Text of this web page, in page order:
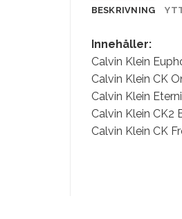
BESKRIVNING
Innehåller:
Calvin Klein
Calvin Klein CK
Calvin Klein
Calvin Klein CK2
Calvin Klein CK